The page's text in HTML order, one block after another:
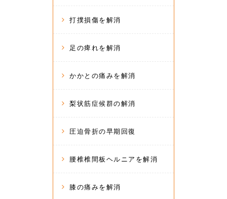
打撲損傷を解消
足の痺れを解消
かかとの痛みを解消
梨状筋症候群の解消
圧迫骨折の早期回復
腰椎椎間板ヘルニアを解消
膝の痛みを解消